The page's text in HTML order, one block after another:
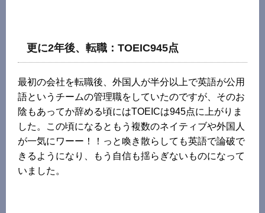
更に2年後、転職：TOEIC945点
最初の会社を転職後、外国人が半分以上で英語が公用
語というチームの管理職をしていたのですが、そのお
陰もあってか辞める頃にはTOEICは945点に上がりま
した。この頃になるともう複数のネイティブや外国人
が一気にワーー！！っと喚き散らしても英語で論破で
きるようになり、もう自信も揺らぎないものになって
いました。